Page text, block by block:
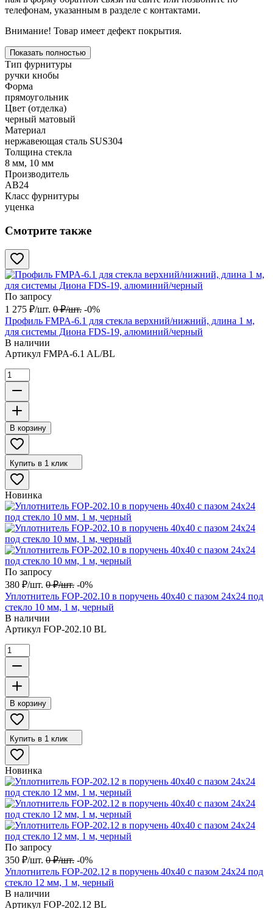
телефонам, указанным в разделе с контактами.
Внимание! Товар имеет дефект покрытия.
Показать полностью
Тип фурнитуры
ручки кнобы
Форма
прямоугольник
Цвет (отделка)
черный матовый
Материал
нержавеющая сталь SUS304
Толщина стекла
8 мм, 10 мм
Производитель
АВ24
Класс фурнитуры
уценка
Смотрите также
По запросу
1 275 ₽/шт. 0 ₽/шт. -0%
Профиль FMPA-6.1 для стекла верхний/нижний, длина 1 м,
для системы Диона FDS-19, алюминий/черный
В наличии
Артикул FMPA-6.1 AL/BL
В корзину
Купить в 1 клик
Новинка
По запросу
380 ₽/шт. 0 ₽/шт. -0%
Уплотнитель FOP-202.10 в поручень 40х40 с пазом 24х24 под
стекло 10 мм, 1 м, черный
В наличии
Артикул FOP-202.10 BL
В корзину
Купить в 1 клик
Новинка
По запросу
350 ₽/шт. 0 ₽/шт. -0%
Уплотнитель FOP-202.12 в поручень 40х40 с пазом 24х24 под
стекло 12 мм, 1 м, черный
В наличии
Артикул FOP-202.12 BL